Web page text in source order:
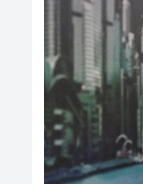
山
瀋
黎
騰
50
海
梁